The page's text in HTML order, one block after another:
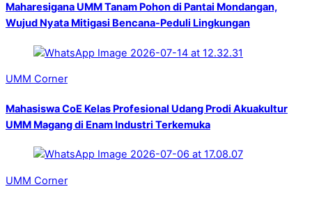
Maharesigana UMM Tanam Pohon di Pantai Mondangan,
Wujud Nyata Mitigasi Bencana-Peduli Lingkungan
UMM Corner
Mahasiswa CoE Kelas Profesional Udang Prodi Akuakultur
UMM Magang di Enam Industri Terkemuka
UMM Corner